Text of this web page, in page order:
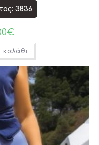
3836
€